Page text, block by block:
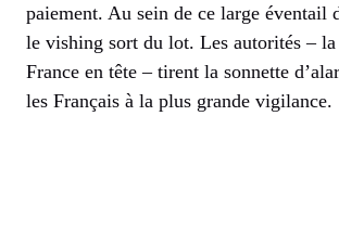
paiement. Au sein de ce large éventail
le vishing sort du lot. Les autorités – la
France en tête – tirent la sonnette
les Français à la plus grande vigilance.